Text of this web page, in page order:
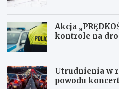
Akcja
kontrole na
Utrudnienia w
powodu